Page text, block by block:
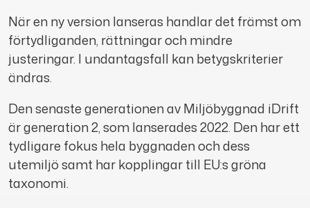
När en ny version lanseras handlar det främst om
förtydliganden, rättningar och mindre
justeringar. I undantagsfall kan betygskriterier
ändras.
Den senaste generationen av Miljöbyggnad iDrift
är generation 2, som lanserades 2022. Den har ett
tydligare fokus hela byggnaden och dess
utemiljö samt har kopplingar till EU:s gröna
taxonomi.